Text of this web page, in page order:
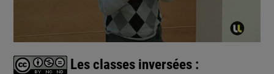
la
vidéo
Les classes inversées :